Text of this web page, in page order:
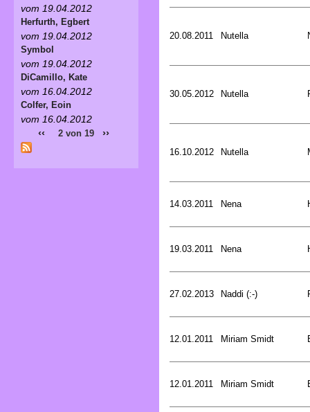
20.08.2011 Nutella
30.05.2012 Nutella
16.10.2012 Nutella
14.03.2011 Nena
19.03.2011 Nena
27.02.2013 Naddi (:-)
12.01.2011 Miriam Smidt
12.01.2011 Miriam Smidt
vom 19.04.2012
Herfurth, Egbert
vom 19.04.2012
Symbol
vom 19.04.2012
DiCamillo, Kate
vom 16.04.2012
Colfer, Eoin
vom 16.04.2012
‹‹ 2 von 19 ››